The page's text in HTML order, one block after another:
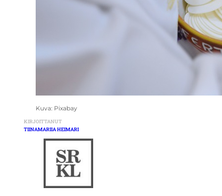
Kuva: Pixabay
KIRJOITTANUT
TIINAMARIIA HEIMARI